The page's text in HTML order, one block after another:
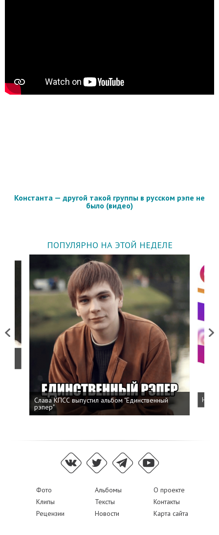
Константа — другой такой группы в русском рэпе не
было (видео)
ПОПУЛЯРНО НА ЭТОЙ НЕДЕЛЕ
Previous
Слава КПСС выпустил альбом "Единственный
рэпер"
Next
Фото Альбомы
О проекте
Клипы
Тексты
Контакты
Рецензии
Новости Карта сайта